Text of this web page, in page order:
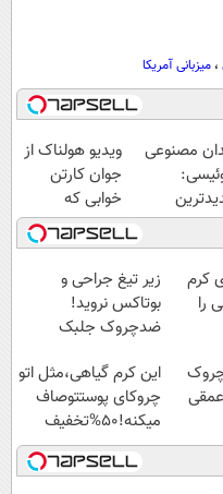
، میزبانی آمریکا
مصنوعی
اروپا،
و مقاوم |
قسطی
ویدیو هولناک از
جوان کارتن
خوابی که
میلیاردر شد.
آموزش رایگان
کرم
را
زیر تیغ جراحی و
بوتاکس نروید!
ضدچروک جلبک
این کرم گیاهی،مثل اتو
چروکای پوستتوصاف
میکنه!50%تخفیف